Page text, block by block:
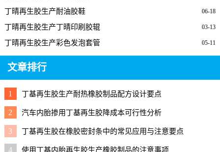
06-18
丁晴再生胶生产耐油胶鞋
03-13
丁晴再生胶生产丁晴印刷胶辊
05-11
丁晴再生胶生产彩色发泡套管
文章排行
1 丁基再生胶生产耐热橡胶制品配方设计要点
2 汽车内胎掺用丁基再生胶降成本可行性分析
3 丁基再生胶在橡胶密封条中的常见应用与注意要点
4 使用丁基内胎再生胶生产橡胶制品的注意事项